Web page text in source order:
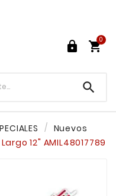
 
0

Nuevos
12" AMIL48017789